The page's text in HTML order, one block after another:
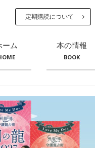
定期購読について
ーム 本の情報
BOOK